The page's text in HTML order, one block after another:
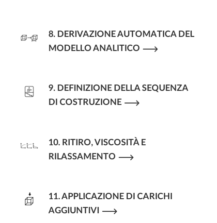
8. DERIVAZIONE AUTOMATICA DEL
MODELLO ANALITICO
9. DEFINIZIONE DELLA SEQUENZA
DI COSTRUZIONE
10. RITIRO, VISCOSITÀ E
RILASSAMENTO
11. APPLICAZIONE DI CARICHI
AGGIUNTIVI